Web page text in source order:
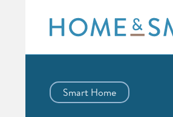
content
Smart Home